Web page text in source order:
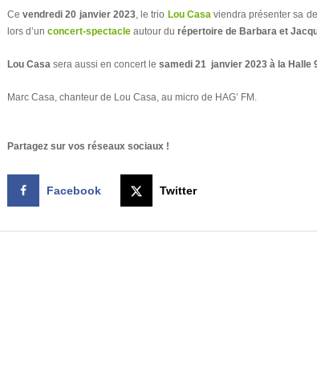
Cevendredi 20 janvier 2023, le trio Lou Casa viendra présenter sa
lors d’un concert-spectacle autour du répertoire de Barbara et
Lou Casa sera aussi en concert le samedi 21 janvier 2023 à la Halle
Marc Casa, chanteur de Lou Casa, au micro de HAG’ FM.
Partagez sur vos réseaux sociaux !
Facebook Twitter